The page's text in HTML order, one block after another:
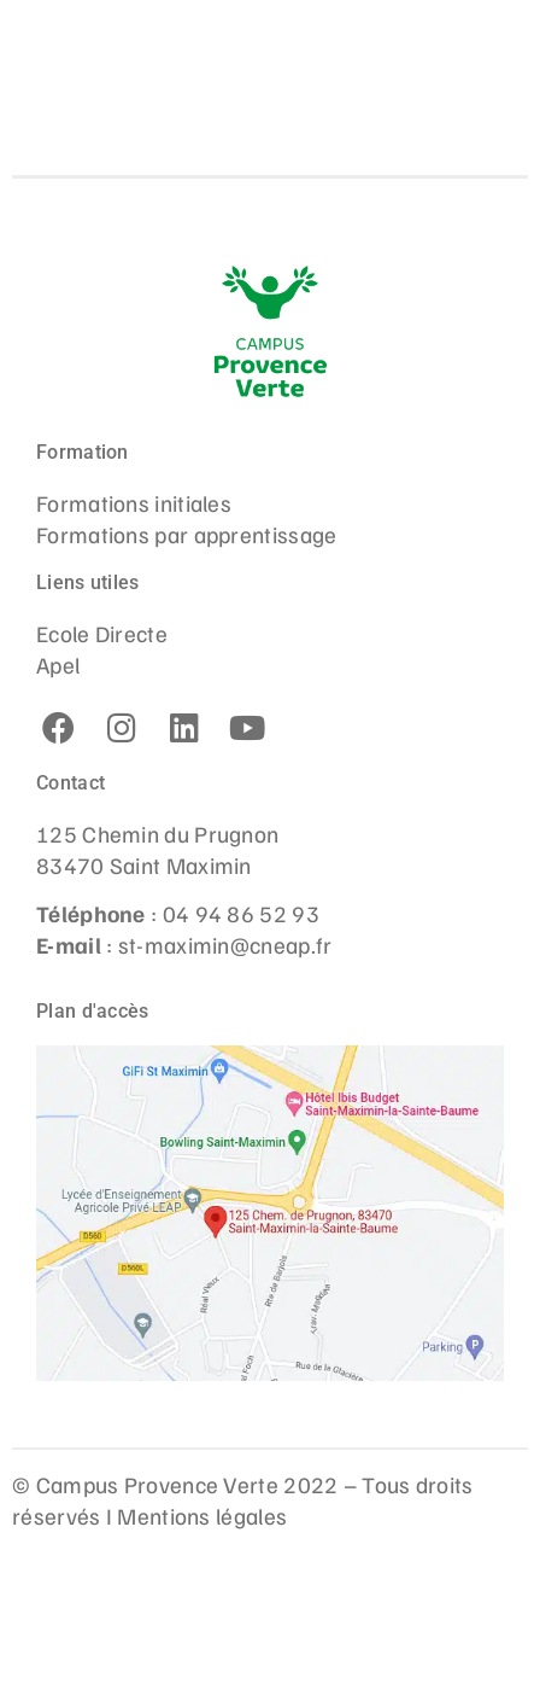
Formation
Formations initiales
Formations par apprentissage
Liens utiles
Ecole Directe
Apel
Contact
125 Chemin du Prugnon
83470 Saint Maximin
Téléphone : 04 94 86 52 93
E-mail : st-maximin@cneap.fr
Plan d'accès
© Campus Provence Verte 2022 – Tous droits
réservés I Mentions légales